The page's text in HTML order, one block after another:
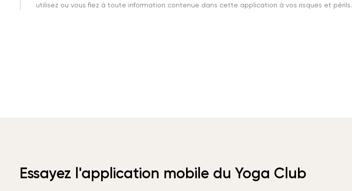
utilisez ou vous fiez à toute information contenue dans cette application à vos risques et périls.
Essayez l'application mobile du Yoga Club